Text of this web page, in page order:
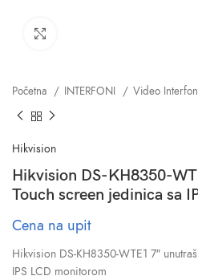
Početna INTERFONI Video
Hikvision
Hikvision DS-KH8350-
Touch screen jedinica sa
Cena na upit
Hikvision DS-KH8350-WTE1 7″
IPS LCD monitorom